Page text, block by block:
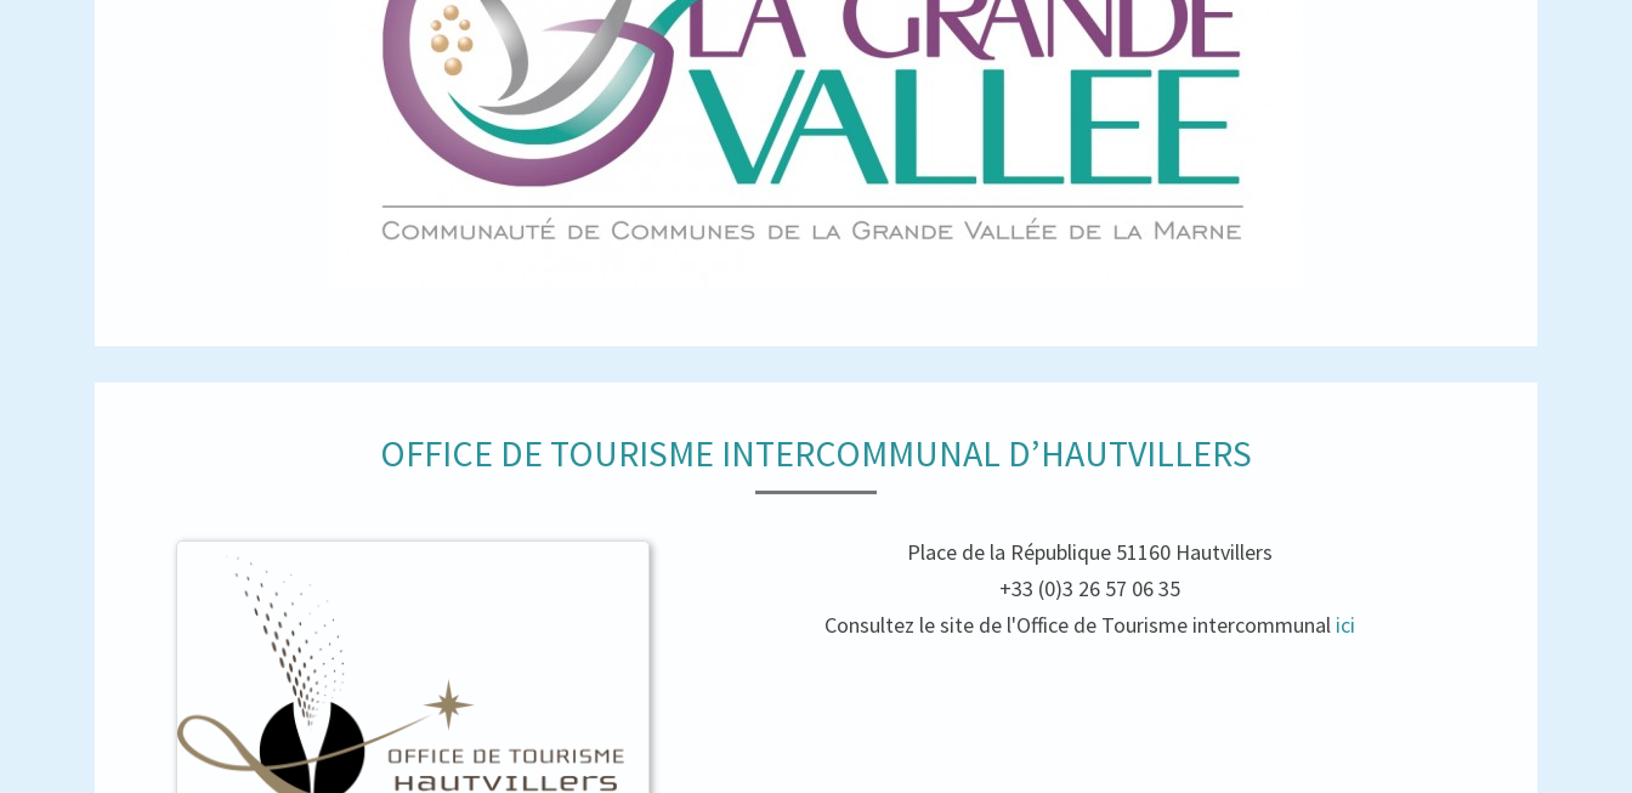
OFFICE DE TOURISME INTERCOMMUNAL D’HAUTVILLERS
Place de la République 51160 Hautvillers
+33 (0)3 26 57 06 35
Consultez le site de l'Office de Tourisme intercommunal ici